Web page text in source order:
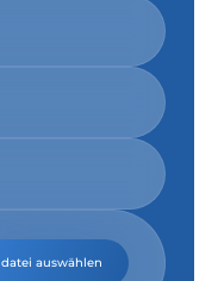
datei auswählen